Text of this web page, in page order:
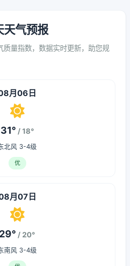
天气预报
质量指数，数据实时更新，助您规
月06日
31° / 18°
北风 3-4级
优
月07日
29° / 20°
南风 3-4级